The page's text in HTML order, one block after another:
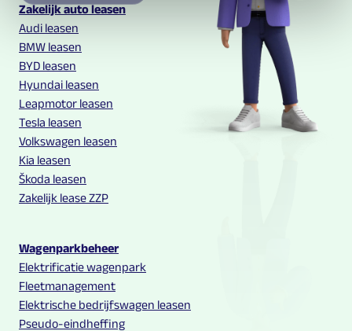
Multilease links en contact informatie
Zakelijk auto leasen
Audi leasen
BMW leasen
BYD leasen
Hyundai leasen
Leapmotor leasen
Tesla leasen
Volkswagen leasen
Kia leasen
Škoda leasen
Zakelijk lease ZZP
Wagenparkbeheer
Elektrificatie wagenpark
Fleetmanagement
Elektrische bedrijfswagen leasen
Pseudo-eindheffing